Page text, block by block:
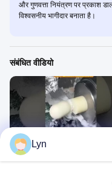
और गुणवत्ता नियंत्रण पर प्रकाश
विश्वसनीय भागीदार बनाता है।
संबंधित वीडियो
सीएनसी लेथ मशीनिंग धागा भागों
Lyn